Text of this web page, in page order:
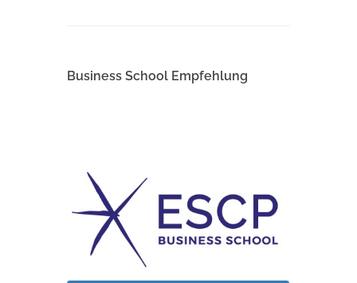
Business School Empfehlung